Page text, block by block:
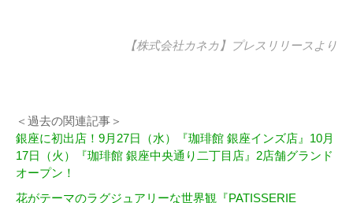
【株式会社カネカ】 プレスリリース より
＜過去の関連記事＞
銀座に初出店！9月27日（水）『珈琲館 銀座インズ店』10月
17日（火）『珈琲館 銀座中央通り二丁目店』2店舗グランド
オープン！
花がテーマのラグジュアリーな世界観『PATISSERIE